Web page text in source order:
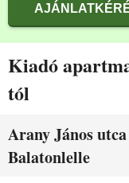
Kiadó
tól
Arany János utca
Balatonlelle